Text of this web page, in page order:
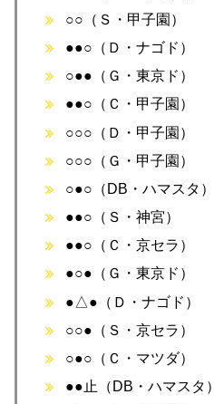
○○（Ｓ・甲子園）
●●○（Ｄ・ナゴド）
○●●（Ｇ・東京ド）
●●○（Ｃ・甲子園）
○○○（Ｄ・甲子園）
○○○（Ｇ・甲子園）
○●○（DB・ハマスタ）
●●○（Ｓ・神宮）
●●○（Ｃ・京セラ）
●○●（Ｇ・東京ド）
●△●（Ｄ・ナゴド）
○○●（Ｓ・京セラ）
○●○（Ｃ・マツダ）
●●止（DB・ハマスタ）